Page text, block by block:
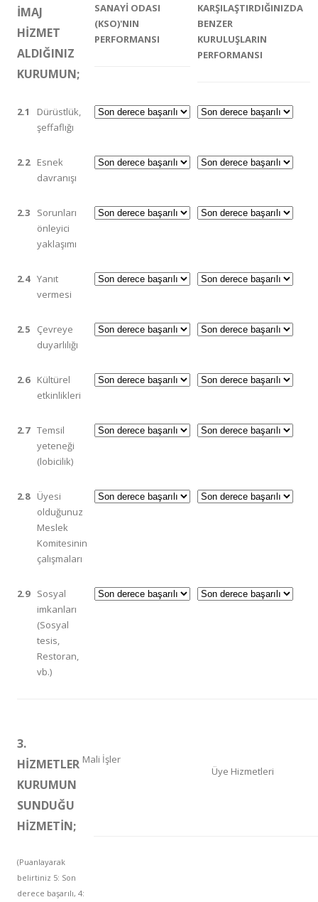
İMAJ
HİZMET
ALDIĞINIZ
KURUMUN;
SANAYİ ODASI
(KSO)'NIN
PERFORMANSI
KARŞILAŞTIRDIĞINIZDA
BENZER
KURULUŞLARIN
PERFORMANSI
2.1
Dürüstlük,
şeffaflığı
2.2
Esnek
davranışı
2.3
Sorunları
önleyici
yaklaşımı
2.4 Yanıt
vermesi
2.5
Çevreye
duyarlılığı
2.6
Kültürel
etkinlikleri
2.7 Temsil
yeteneği
(lobicilik)
2.8
Üyesi
olduğunuz
Meslek
Komitesinin
çalışmaları
2.9
Sosyal
imkanları
(Sosyal
tesis,
Restoran,
vb.)
3.
HİZMETLER
KURUMUN
SUNDUĞU
HİZMETİN;
(Puanlayarak
belirtiniz 5: Son
derece başarılı, 4:
Mali İşler
Üye Hizmetleri